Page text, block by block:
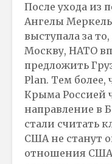
После ухода из
Ангелы
выступала за
Москву, НАТО
предложить
Plan. Тем более,
Крыма Россией
направление в
стали считать
США не станут
отношения США